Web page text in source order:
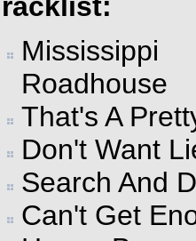
Mississippi
Roadhouse
That's A
Don't Want
Search And
Can't Get